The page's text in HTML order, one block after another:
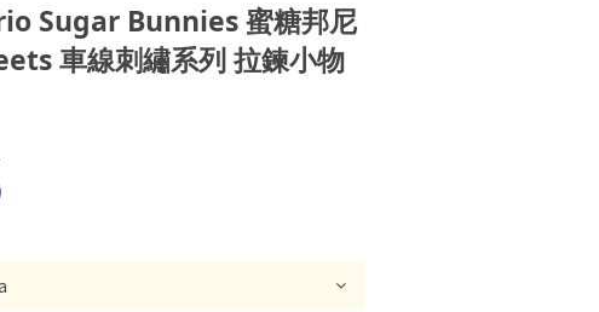
Sugar Bunnies 蜜糖邦尼
車線刺繡系列 拉鍊小物